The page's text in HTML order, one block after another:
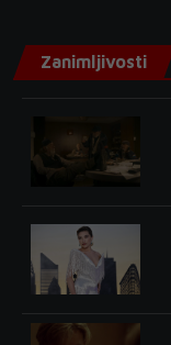
Zanimljivosti